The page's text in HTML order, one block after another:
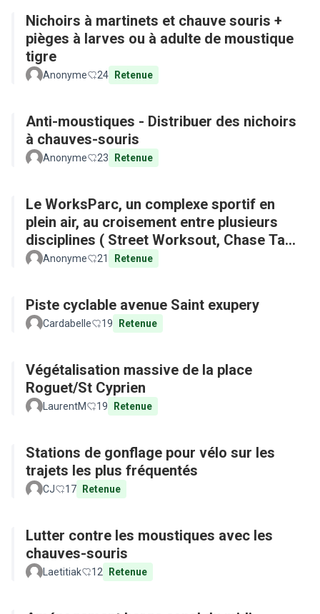
Nichoirs à martinets et chauve souris +
pièges à larves ou à adulte de moustique
tigre
Anonyme 24 Retenue
Anti-moustiques - Distribuer des nichoirs
à chauves-souris
Anonyme 23 Retenue
Le WorksParc, un complexe sportif en
plein air, au croisement entre plusieurs
disciplines ( Street Worksout, Chase Tag,
Parkour)
Anonyme 21 Retenue
Piste cyclable avenue Saint exupery
Cardabelle 19 Retenue
Végétalisation massive de la place
Roguet/St Cyprien
LaurentM 19 Retenue
Stations de gonflage pour vélo sur les
trajets les plus fréquentés
CJ 17 Retenue
Lutter contre les moustiques avec les
chauves-souris
Laetitiak 12 Retenue